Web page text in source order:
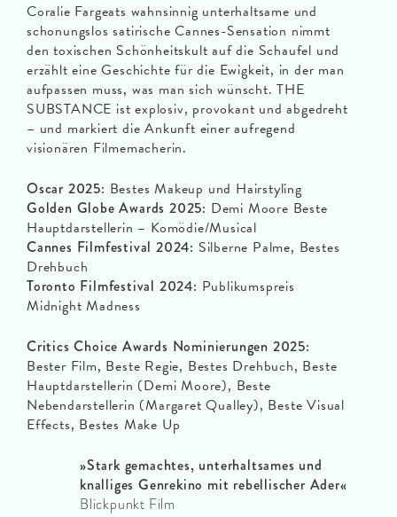
Coralie Fargeats wahnsinnig unterhaltsame und
schonungslos satirische Cannes-Sensation nimmt
den toxischen Schönheitskult auf die Schaufel und
erzählt eine Geschichte für die Ewigkeit, in der man
aufpassen muss, was man sich wünscht. THE
SUBSTANCE ist explosiv, provokant und abgedreht
– und markiert die Ankunft einer aufregend
visionären Filmemacherin.
Oscar 2025: Bestes Makeup und Hairstyling
Golden Globe Awards 2025: Demi Moore Beste
Hauptdarstellerin – Komödie/Musical
Cannes Filmfestival 2024: Silberne Palme, Bestes
Drehbuch
Toronto Filmfestival 2024: Publikumspreis
Midnight Madness
Critics Choice Awards Nominierungen 2025:
Bester Film, Beste Regie, Bestes Drehbuch, Beste
Hauptdarstellerin (Demi Moore), Beste
Nebendarstellerin (Margaret Qualley), Beste Visual
Effects, Bestes Make Up
»Stark gemachtes, unterhaltsames und
knalliges Genrekino mit rebellischer Ader«
Blickpunkt Film